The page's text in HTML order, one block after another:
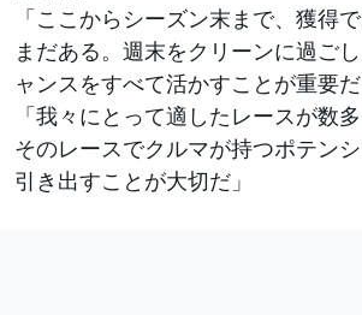
「ここからシーズン末まで、獲得
まだある。週末をクリーンに過ご
ャンスをすべて活かすことが重要だ
「我々にとって適したレースが数
そのレースでクルマが持つポテン
引き出すことが大切だ」